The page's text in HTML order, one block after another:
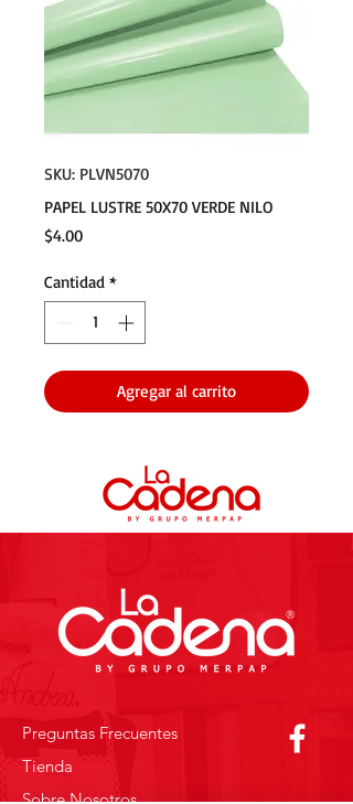
SKU: PLVN5070
PAPEL LUSTRE 50X70 VERDE NILO
$4.00Precio
Cantidad *
Agregar al carrito
Preguntas Frecuentes
Tienda
Sobre Nosotros